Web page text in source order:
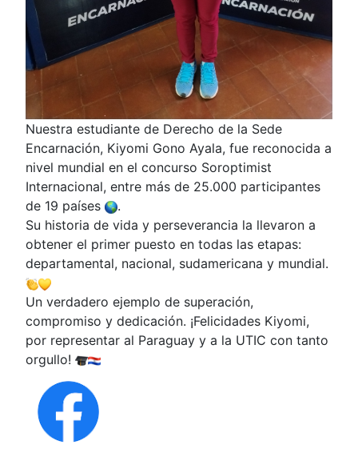
Nuestra estudiante de Derecho de la Sede
Encarnación, Kiyomi Gono Ayala, fue reconocida a
nivel mundial en el concurso Soroptimist
Internacional, entre más de 25.000 participantes
de 19 países
.
Su historia de vida y perseverancia la llevaron a
obtener el primer puesto en todas las etapas:
departamental, nacional, sudamericana y mundial.
Un verdadero ejemplo de superación,
compromiso y dedicación. ¡Felicidades Kiyomi,
por representar al Paraguay y a la UTIC con tanto
orgullo!